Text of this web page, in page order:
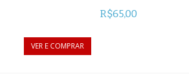
R$65,00
VER E COMPRAR